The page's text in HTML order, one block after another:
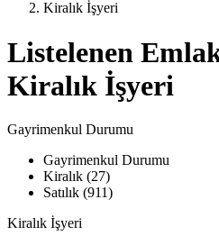
Kiralık İşyeri
Listelenen
Kiralık İşyeri
Gayrimenkul Durumu
Gayrimenkul Durumu
Kiralık (27)
Satılık (911)
Kiralık İşyeri